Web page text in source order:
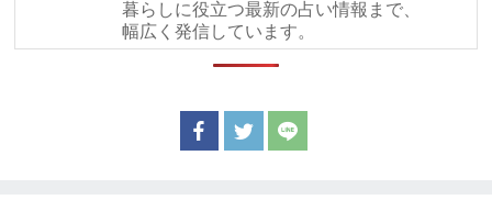
暮らしに役立つ最新の占い情報まで、
幅広く発信しています。